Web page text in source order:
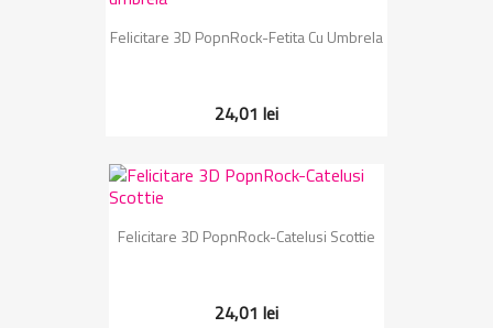
Felicitare 3D PopnRock-Fetita Cu Umbrela
24,01 lei
Felicitare 3D PopnRock-Catelusi Scottie
24,01 lei